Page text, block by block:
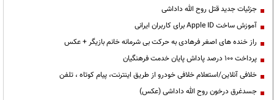
جزئیات جدید قتل روح الله داداشی
آموزش ساخت Apple ID برای کاربران ایرانی
راز خنده های اصغر فرهادی به حرکت بی شرمانه خانم بازیگر + عکس
پرداخت ۱۰۰ درصد پاداش پایان خدمت فرهنگیان
خلافی آنلاین/استعلام خلافی خودرو از طریق اینترنت، پیام کوتاه ، تلفن
جسدغرق درخون روح الله داداشی (عکس)